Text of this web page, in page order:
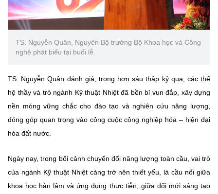
TS. Nguyễn Quân, Nguyên Bộ trưởng Bộ Khoa học và Công
nghệ phát biểu tại buổi lễ.
TS. Nguyễn Quân đánh giá, trong hơn sáu thập kỷ qua, các thế
hệ thầy và trò ngành Kỹ thuật Nhiệt đã bền bỉ vun đắp, xây dựng
nền móng vững chắc cho đào tạo và nghiên cứu năng lượng,
đóng góp quan trọng vào công cuộc công nghiệp hóa – hiện đại
hóa đất nước.
Ngày nay, trong bối cảnh chuyển đổi năng lượng toàn cầu, vai trò
của ngành Kỹ thuật Nhiệt càng trở nên thiết yếu, là cầu nối giữa
khoa học hàn lâm và ứng dụng thực tiễn, giữa đổi mới sáng tạo